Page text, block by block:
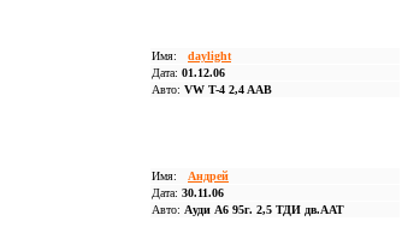
Имя: daylight
Дата: 01.12.06
Авто: VW T-4 2,4 AAB
Имя: Андрей
Дата: 30.11.06
Авто: Ауди А6 95г. 2,5 ТДИ дв.ААТ